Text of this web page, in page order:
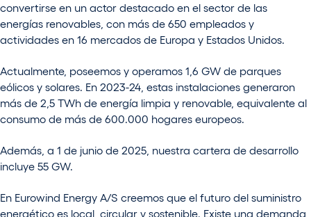
convertirse en un actor destacado en el sector de las
energías renovables, con más de 650 empleados y
actividades en 16 mercados de Europa y Estados Unidos.
Actualmente, poseemos y operamos 1,6 GW de parques
eólicos y solares. En 2023-24, estas instalaciones generaron
más de 2,5 TWh de energía limpia y renovable, equivalente al
consumo de más de 600.000 hogares europeos.
Además, a 1 de junio de 2025, nuestra cartera de desarrollo
incluye 55 GW.
En Eurowind Energy A/S creemos que el futuro del suministro
energético es local, circular y sostenible. Existe una demanda